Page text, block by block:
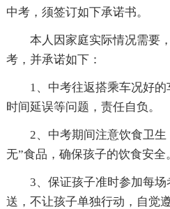
中考，须签订如下承诺书。
本人因家庭实际情况需要
考，并承诺如下：
1、中考往返搭乘车况好
时间延误等问题，责任自负。
2、中考期间注意饮食卫
无”食品，确保孩子的饮食安全
3、保证孩子准时参加每
送，不让孩子单独行动，自觉